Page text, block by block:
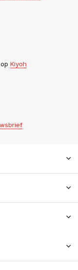
op Kiyoh